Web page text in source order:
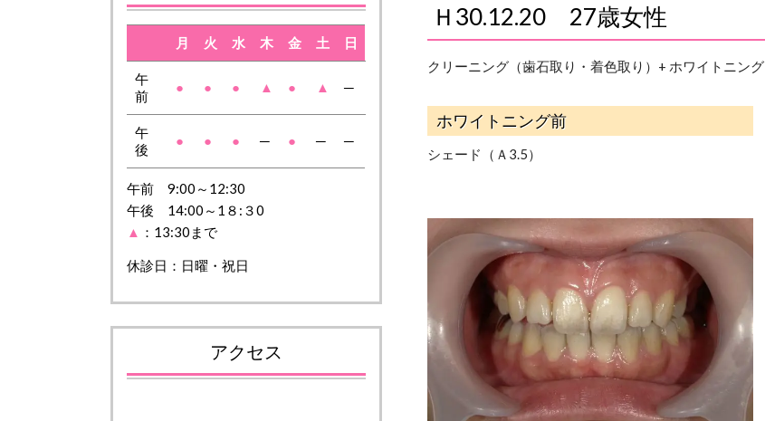
Ｈ30.12.20 27歳女性
クリーニング（歯石取り・着色取り）+ ホワイトニング
ホワイトニング前
シェード（Ａ3.5）
月 火 水 木 金 土 日
午
前
● ● ● ▲ ● ▲ ─
午
後
● ● ● ─ ● ─ ─
午前 9:00～12:30
午後 14:00～1８:３0
▲ ：13:30まで
休診日：日曜・祝日
アクセス